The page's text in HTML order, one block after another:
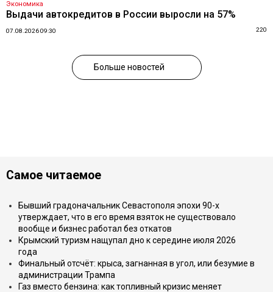
Экономика
Выдачи автокредитов в России выросли на 57%
07.08.2026 09:30 220
Больше новостей
Самое читаемое
Бывший градоначальник Севастополя эпохи 90-х
утверждает, что в его время взяток не существовало
вообще и бизнес работал без откатов
Крымский туризм нащупал дно к середине июля 2026
года
Финальный отсчёт: крыса, загнанная в угол, или безумие в
администрации Трампа
Газ вместо бензина: как топливный кризис меняет